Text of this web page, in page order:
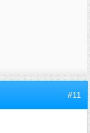
#11